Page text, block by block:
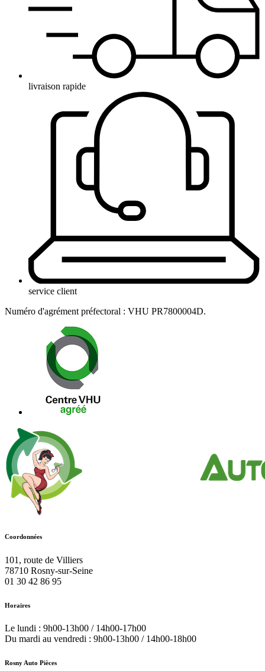
livraison rapide
service client
Numéro d'agrément préfectoral : VHU PR7800004D.
Coordonnées
101, route de Villiers
78710 Rosny-sur-Seine
01 30 42 86 95
Horaires
Le lundi : 9h00-13h00 / 14h00-17h00
Du mardi au vendredi : 9h00-13h00 / 14h00-18h00
Rosny Auto Pièces